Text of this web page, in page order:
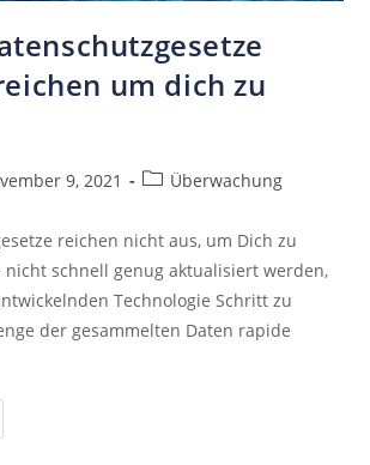
um dich zu
9, 2021 Überwachung
reichen nicht aus, um Dich zu
nicht schnell genug aktualisiert werden,
Technologie Schritt zu
der gesammelten Daten rapide